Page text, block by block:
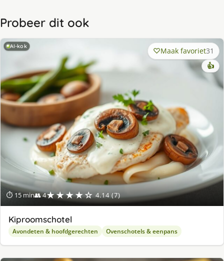
Probeer dit ook
AI-kok
⏱ 15 min👥 4★★★★☆ 4.14 (7)
Maak favoriet31
👍
Kiproomschotel
Avondeten & hoofdgerechten Ovenschotels & eenpans